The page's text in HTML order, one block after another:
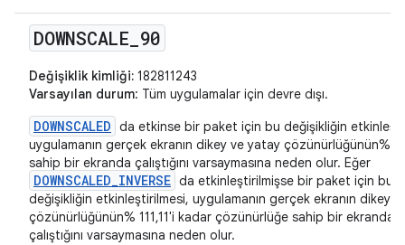
DOWNSCALE 90
Değişiklik kimliği: 182811243
Varsayılan durum: Tüm uygulamalar için devre dışı.
DOWNSCALED da etkinse bir paket için bu değişikliğin
uygulamanın gerçek ekranın dikey ve yatay çözünürlüğünün%
sahip bir ekranda çalıştığını varsaymasına neden olur. Eğer
DOWNSCALED_INVERSE da etkinleştirilmişse bir paket için bu
değişikliğin etkinleştirilmesi, uygulamanın gerçek ekranın dikey
çözünürlüğünün% 111,11'i kadar çözünürlüğe sahip bir ekranda
çalıştığını varsaymasına neden olur.